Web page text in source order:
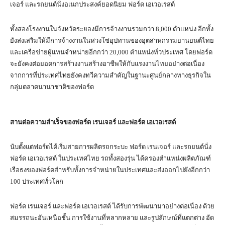
เจอร์ และรถยนต์นั่งอเนกประสงค์ยอดนิยม ฟอร์ด เอเวอเรสต์
ทั้งสองโรงงานในจังหวัดระยองมีการจ้างงานรวมกว่า 8,000 ตำแหน่ง อีกทั้ง
ยังส่งเสริมให้มีการจ้างงานในห่วงโซ่อุปทานของอุตสาหกรรมยานยนต์ไทย
และเครือข่ายผู้แทนจำหน่ายอีกกว่า 20,000 ตำแหน่งทั่วประเทศ โดยฟอร์ด
จะยังคงต่อยอดการสร้างงานสร้างอาชีพให้กับแรงงานไทยอย่างต่อเนื่อง
จากการที่ประเทศไทยยังคงทวีความสำคัญในฐานะศูนย์กลางทางธุรกิจใน
กลุ่มตลาดนานาชาติของฟอร์ด
สานต่อความสำเร็จของฟอร์ด เรนเจอร์ และฟอร์ด เอเวอเรสต์
นับตั้งแต่ฟอร์ดได้เริ่มสายการผลิตรถกระบะ ฟอร์ด เรนเจอร์ และรถยนต์นั่ง
ฟอร์ด เอเวอเรสต์ ในประเทศไทย รถทั้งสองรุ่น ได้ครองตำแหน่งผลิตภัณฑ์
เรือธงของฟอร์ดสำหรับทั้งการจำหน่ายในประเทศและส่งออกไปยังอีกกว่า
100 ประเทศทั่วโลก
ฟอร์ด เรนเจอร์ และฟอร์ด เอเวอเรสต์ ได้รับการพัฒนามาอย่างต่อเนื่อง ด้วย
สมรรถนะอันเหนือชั้น การใช้งานที่หลากหลาย และรูปลักษณ์ที่แตกต่าง อัด